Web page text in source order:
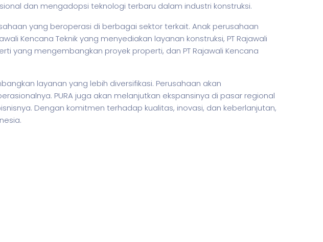
dan mengadopsi teknologi terbaru dalam industri konstruksi.
yang beroperasi di berbagai sektor terkait. Anak perusahaan
Kencana Teknik yang menyediakan layanan konstruksi, PT Rajawali
yang mengembangkan proyek properti, dan PT Rajawali Kencana
layanan yang lebih diversifikasi. Perusahaan akan
PURA juga akan melanjutkan ekspansinya di pasar regional
Dengan komitmen terhadap kualitas, inovasi, dan keberlanjutan,